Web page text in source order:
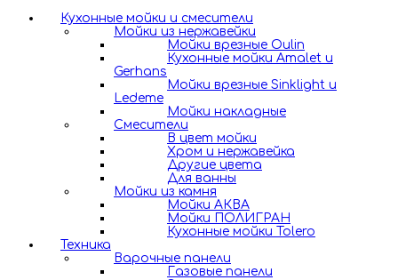
Кухонные мойки и смесители
Мойки из нержавейки
Мойки врезные Oulin
Кухонные мойки Amalet и
Gerhans
Мойки врезные Sinklight и
Ledeme
Мойки накладные
Смесители
В цвет мойки
Хром и нержавейка
Другие цвета
Для ванны
Мойки из камня
Мойки АКВА
Мойки ПОЛИГРАН
Кухонные мойки Tolero
Техника
Варочные панели
Газовые панели